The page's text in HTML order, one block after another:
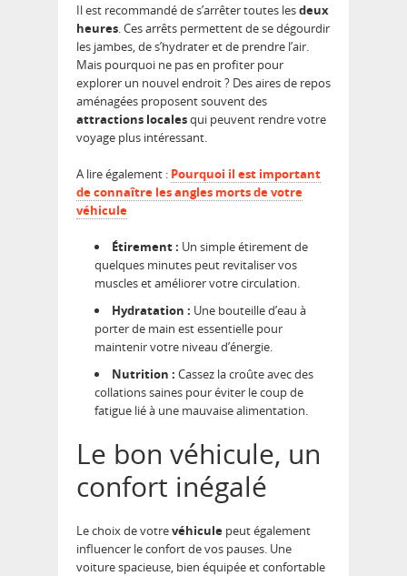
Il est recommandé de s’arrêter toutes lesdeux
heures. Ces arrêts permettent de se dégourdir
les jambes, de s’hydrater et de prendre l’air.
Mais pourquoi ne pas en profiter pour
explorer un nouvel endroit ? Des aires de repos
aménagées proposent souvent des
attractions localesqui peuvent rendre votre
voyage plus intéressant.
A lire également : Pourquoi il est important
de connaître les angles morts de votre
véhicule
Étirement : Un simple étirement de
quelques minutes peut revitaliser vos
muscles et améliorer votre circulation.
Hydratation : Une bouteille d’eau à
porter de main est essentielle pour
maintenir votre niveau d’énergie.
Nutrition : Cassez la croûte avec des
collations saines pour éviter le coup de
fatigue lié à une mauvaise alimentation.
Le bon véhicule, un
confort inégalé
Le choix de votrevéhicule peut également
influencer le confort de vos pauses. Une
voiture spacieuse, bien équipée et confortable